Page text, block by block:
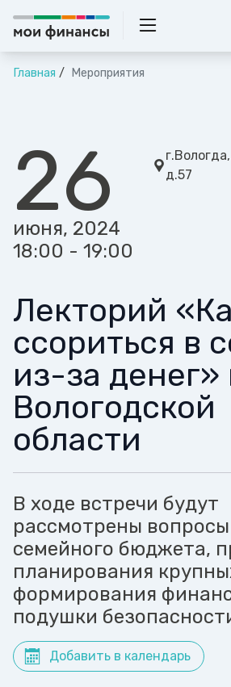
Главная Мероприятия
26
июня, 2024
18:00 - 19:00
д.57
Лекторий
ссориться в
из-за денег»
Вологодской
области
В ходе встречи будут
рассмотрены
семейного бюджета,
планирования
формирования
подушки
Добавить в календарь